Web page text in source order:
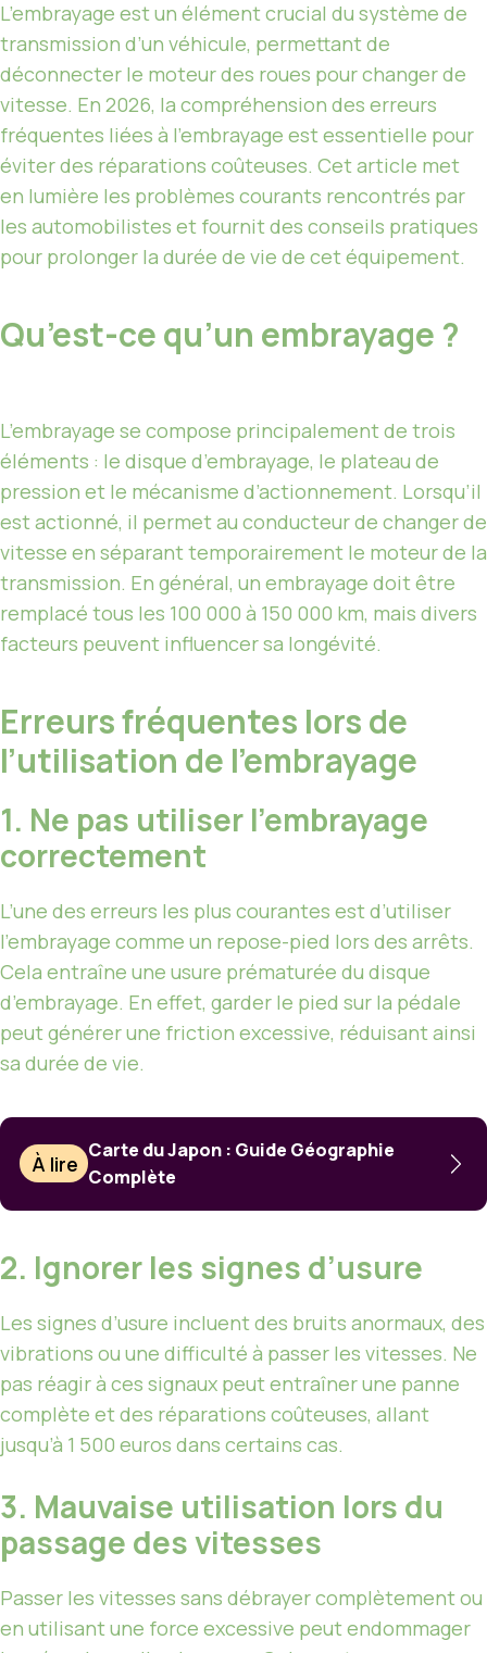
L’embrayage est un élément crucial du système de
transmission d’un véhicule, permettant de
déconnecter le moteur des roues pour changer de
vitesse. En 2026, la compréhension des erreurs
fréquentes liées à l’embrayage est essentielle pour
éviter des réparations coûteuses. Cet article met
en lumière les problèmes courants rencontrés par
les automobilistes et fournit des conseils pratiques
pour prolonger la durée de vie de cet équipement.
Qu’est-ce qu’un embrayage ?
L’embrayage se compose principalement de trois
éléments : le disque d’embrayage, le plateau de
pression et le mécanisme d’actionnement. Lorsqu’il
est actionné, il permet au conducteur de changer de
vitesse en séparant temporairement le moteur de la
transmission. En général, un embrayage doit être
remplacé tous les 100 000 à 150 000 km, mais divers
facteurs peuvent influencer sa longévité.
Erreurs fréquentes lors de
l’utilisation de l’embrayage
1. Ne pas utiliser l’embrayage
correctement
L’une des erreurs les plus courantes est d’utiliser
l’embrayage comme un repose-pied lors des arrêts.
Cela entraîne une usure prématurée du disque
d’embrayage. En effet, garder le pied sur la pédale
peut générer une friction excessive, réduisant ainsi
sa durée de vie.
À lire
Carte du Japon : Guide Géographie
Complète
2. Ignorer les signes d’usure
Les signes d’usure incluent des bruits anormaux, des
vibrations ou une difficulté à passer les vitesses. Ne
pas réagir à ces signaux peut entraîner une panne
complète et des réparations coûteuses, allant
jusqu’à 1 500 euros dans certains cas.
3. Mauvaise utilisation lors du
passage des vitesses
Passer les vitesses sans débrayer complètement ou
en utilisant une force excessive peut endommager